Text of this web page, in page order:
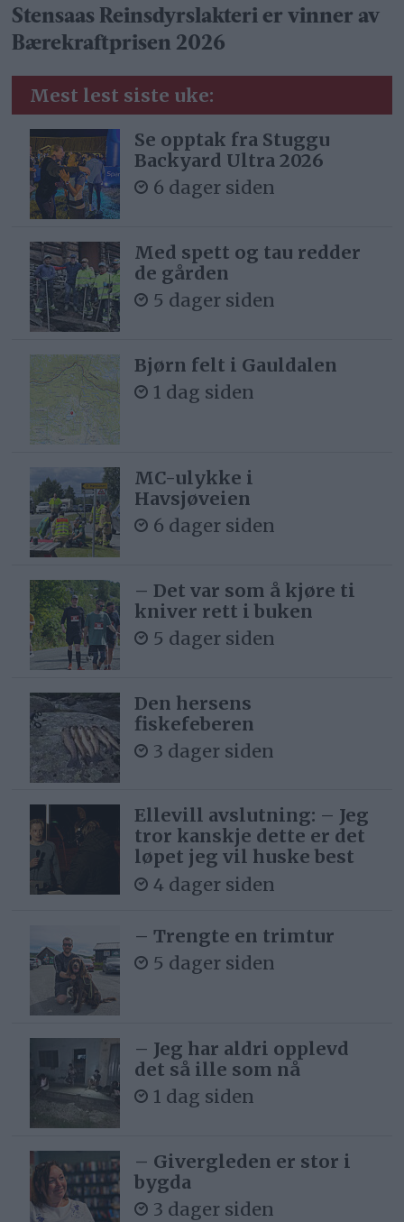
Stensaas Reinsdyrslakteri er vinner av
Bærekraftprisen 2026
Mest lest siste uke:
Se opptak fra Stuggu
Backyard Ultra 2026
6 dager siden
Med spett og tau redder
de gården
5 dager siden
Bjørn felt i Gauldalen
1 dag siden
MC-ulykke i
Havsjøveien
6 dager siden
– Det var som å kjøre ti
kniver rett i buken
5 dager siden
Den hersens
fiskefeberen
3 dager siden
Ellevill avslutning: – Jeg
tror kanskje dette er det
løpet jeg vil huske best
4 dager siden
– Trengte en trimtur
5 dager siden
– Jeg har aldri opplevd
det så ille som nå
1 dag siden
– Givergleden er stor i
bygda
3 dager siden